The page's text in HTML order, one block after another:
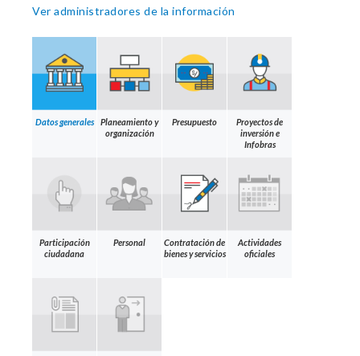
Ver administradores de la información
Datos generales
Planeamiento y
organización
Presupuesto
Proyectos de
inversión e
Infobras
Participación
ciudadana
Personal
Contratación de
bienes y servicios
Actividades
oficiales